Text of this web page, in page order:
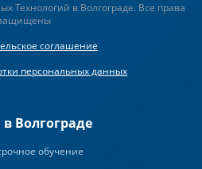
Технологий в Волгограде. Все права
соглашение
персональных данных
в Волгограде
обучение